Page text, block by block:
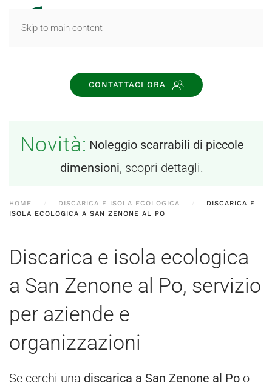
Skip to main content
CONTATTACI ORA
Novità: Noleggio scarrabili di piccole
dimensioni, scopri dettagli.
HOME DISCARICA E ISOLA ECOLOGICA
DISCARICA E
ISOLA ECOLOGICA A SAN ZENONE AL PO
Discarica e isola ecologica
a San Zenone al Po, servizio
per aziende e
organizzazioni
Se cerchi una discarica a San Zenone al Po o